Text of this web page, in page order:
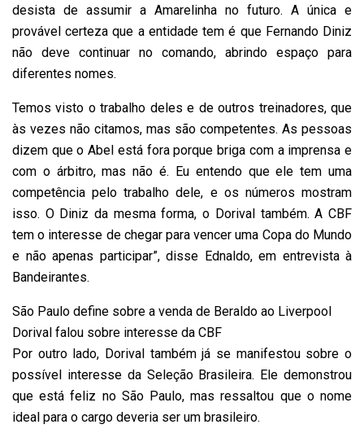
desista de assumir a Amarelinha no futuro. A única e
provável certeza que a entidade tem é que Fernando Diniz
não deve continuar no comando, abrindo espaço para
diferentes nomes.
Temos visto o trabalho deles e de outros treinadores, que
às vezes não citamos, mas são competentes. As pessoas
dizem que o Abel está fora porque briga com a imprensa e
com o árbitro, mas não é. Eu entendo que ele tem uma
competência pelo trabalho dele, e os números mostram
isso. O Diniz da mesma forma, o Dorival também. A CBF
tem o interesse de chegar para vencer uma Copa do Mundo
e não apenas participar”, disse Ednaldo, em entrevista à
Bandeirantes.
São Paulo define sobre a venda de Beraldo ao Liverpool
Dorival falou sobre interesse da CBF
Por outro lado, Dorival também já se manifestou sobre o
possível interesse da Seleção Brasileira. Ele demonstrou
que está feliz no São Paulo, mas ressaltou que o nome
ideal para o cargo deveria ser um brasileiro.